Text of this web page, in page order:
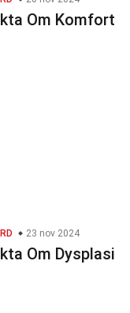
Om Komfort
23 nov 2024
Om Dysplasi